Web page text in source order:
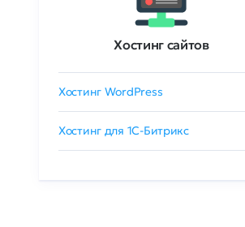
Хостинг сайтов
Хостинг WordPress
Хостинг для 1C-Битрикс